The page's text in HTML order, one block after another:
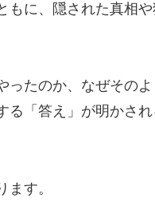
もに、隠された真相
たのか、なぜその
る「答え」が明かさ
す。